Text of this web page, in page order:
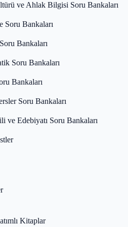
ve Ahlak Bilgisi Soru Bankaları
Soru Bankaları
Bankaları
Soru Bankaları
Bankaları
Soru Bankaları
ve Edebiyatı Soru Bankaları
Kitaplar